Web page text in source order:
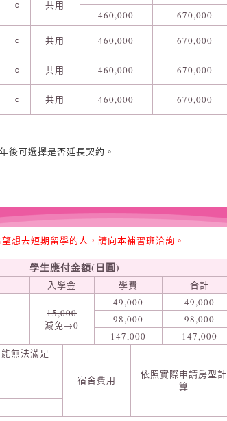
○ 共用
460,000
670,000
○ 共用 460,000
670,000
○ 共用 460,000
670,000
○ 共用 460,000 670,000
後可選擇是否延長契約。
想去短期留學的人，請向本補習班洽詢。
學生應付金額(日圓)
入學金 學費
合計
15,000
減免→0
49,000
49,000
98,000
98,000
147,000 147,000
無法滿足
宿舍費用
依照實際申請房型計
算